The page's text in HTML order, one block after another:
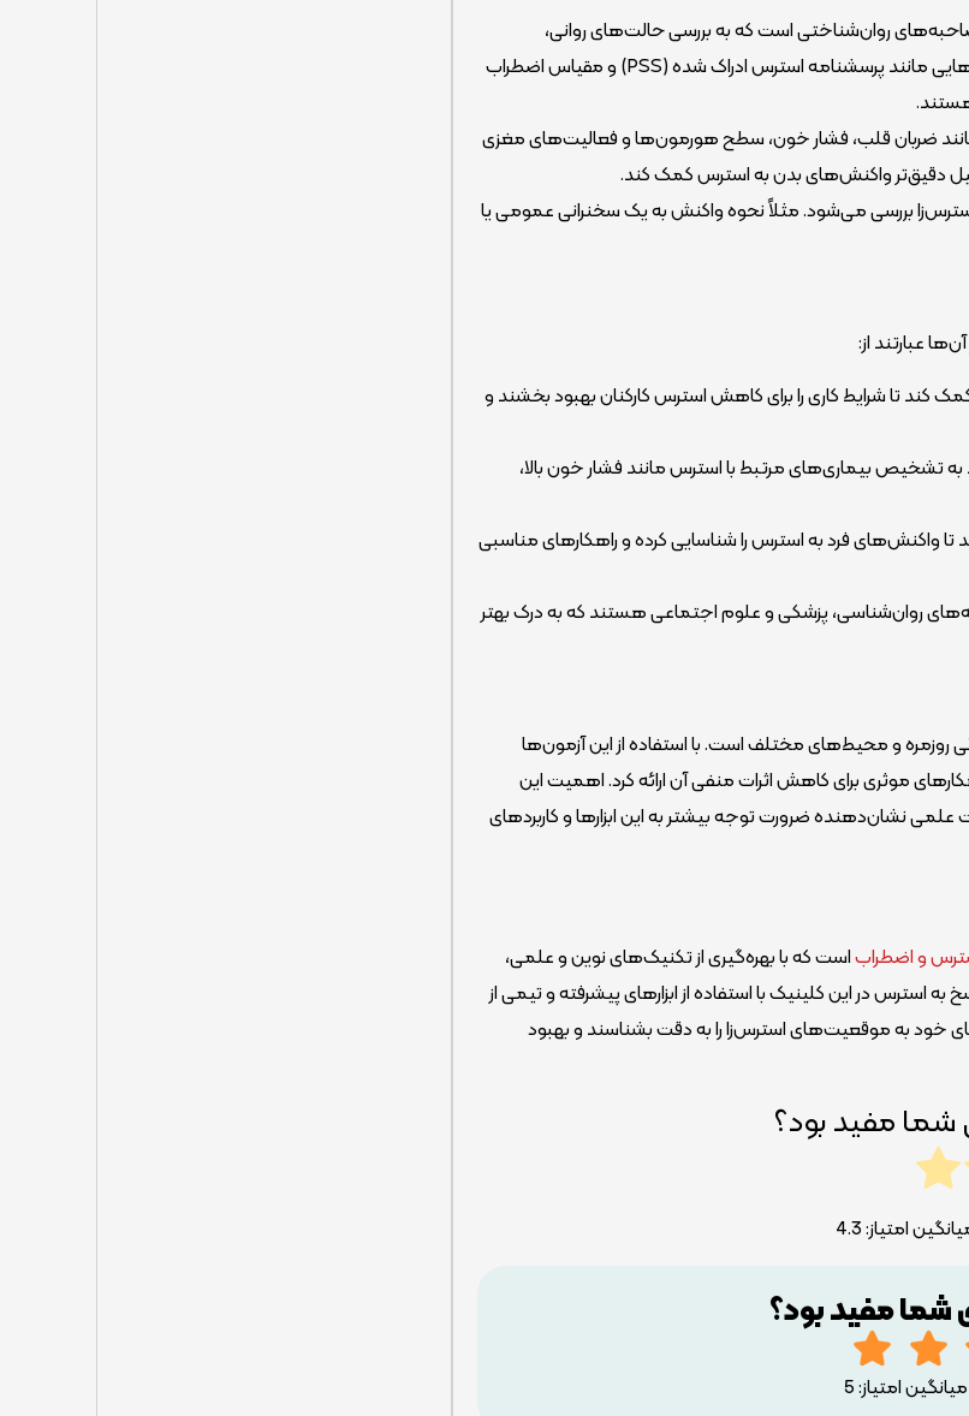
روان‌شناختی است که به بررسی حالت‌های روانی،
می‌پردازد. پرسشنامه‌هایی مانند پرسشنامه استرس ادراک شده (PSS) و مقیاس اضطراب
مانند ضربان قلب، فشار خون، سطح هورمون‌ها و فعالیت‌های مغزی
دقیق‌تر واکنش‌های بدن به استرس کمک کند.
بررسی می‌شود. مثلاً نحوه واکنش به یک سخنرانی عمومی یا
عبارتند از:
کند تا شرایط کاری را برای کاهش استرس کارکنان بهبود بخشند و
تشخیص بیماری‌های مرتبط با استرس مانند فشار خون بالا،
واکنش‌های فرد به استرس را شناسایی کرده و راهکارهای مناسبی
روان‌شناسی، پزشکی و علوم اجتماعی هستند که به درک بهتر
روزمره و محیط‌های مختلف است. با استفاده از این آزمون‌ها
موثری برای کاهش اثرات منفی آن ارائه کرد. اهمیت این
نشان‌دهنده ضرورت توجه بیشتر به این ابزارها و کاربردهای
و اضطراباست که با بهره‌گیری از تکنیک‌های نوین و علمی،
در این کلینیک با استفاده از ابزارهای پیشرفته و تیمی از
به موقعیت‌های استرس‌زا را به دقت بشناسند و بهبود
شما مفید بود؟
امتیاز:4.3
شما مفید بود؟